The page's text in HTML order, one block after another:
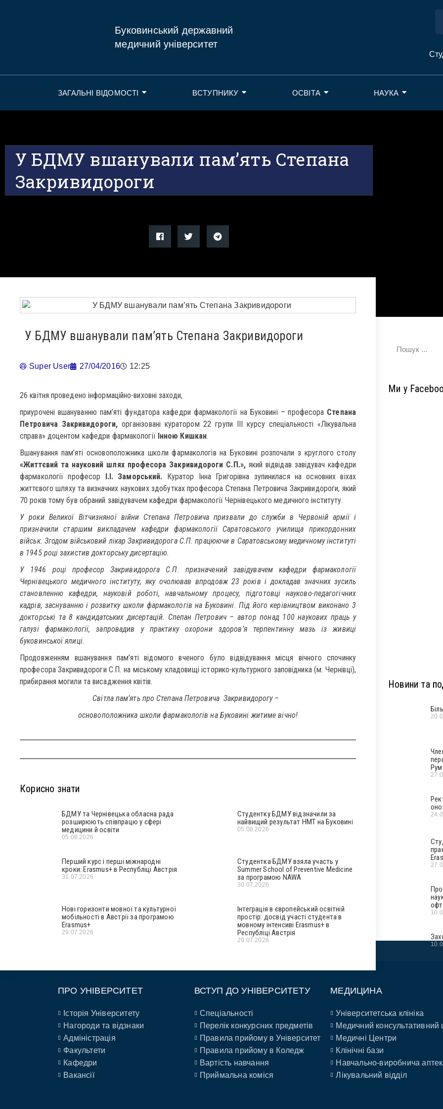
Буковинський державний
медичний університет
ЗАГАЛЬНІ ВІДОМОСТІ ВСТУПНИКУ ОСВІТА НАУКА
У БДМУ вшанували пам’ять Степана
Закривидороги
У БДМУ вшанували пам’ять Степана Закривидороги
Super User 27/04/2016 12:25
26 квітня проведено інформаційно-виховні заходи,
приурочені вшануванню пам’яті фундатора кафедри фармакології на Буковині – професора Степана
Петровича Закривидороги, організовані куратором 22 групи ІІІ курсу спеціальності «Лікувальна
справа» доцентом кафедри фармакологіїІнною Кишкан.
Вшанування пам’яті основоположника школи фармакологів на Буковині розпочали з круглого столу
«Життєвий та науковий шлях професора Закривидороги С.П.»,який відвідав завідувач кафедри
фармакології професор І.І. Заморський. Куратор Інна Григорівна зупинилася на основних віхах
життєвого шляху та визначних наукових здобутках професора Степана Петровича Закривидороги, який
70 років тому був обраний завідувачем кафедри фармакології Чернівецького медичного інституту.
У роки Великої Вітчизняної війни Степана Петровича призвали до служби в Червоній армії і
призначили старшим викладачем кафедри фармакології Саратовського училища прикордонних
військ. Згодом військовий лікар Закривидорога С.П. працюючи в Саратовському медичному інституті
в 1945 році захистив докторську дисертацію.
У 1946 році професор Закривидорога С.П. призначений завідувачем кафедри фармакології
Чернівецького медичного інституту, яку очолював впродовж 23 років і докладав значних зусиль
становленню кафедри, науковій роботі, навчальному процесу, підготовці науково-педагогічних
кадрів, заснуванню і розвитку школи фармакологів на Буковині. Під його керівництвом виконано 3
докторські та 8 кандидатських дисертацій. Спепан Петрович – автор понад 100 наукових праць у
галузі фармакології, запровадив у практику охорони здоров’я терпентинну мазь із живиці
буковинської ялиці.
Продовженням вшанування пам’яті відомого вченого було відвідування місця вічного спочинку
професора Закривидороги С.П. на міському кладовищі історико-культурного заповідника (м. Чернівці),
прибирання могили та висадження квітів.
Світла пам’ять про Степана Петровича Закривидорогу –
основоположника школи фармакологів на Буковині житиме вічно!
Корисно знати
БДМУ та Чернівецька обласна рада
розширюють співпрацю у сфері
медицини й освіти
05.08.2026
Студентку БДМУ відзначили за
найвищий результат НМТ на Буковині
05.08.2026
Перший курс і перші міжнародні
кроки: Erasmus+ в Республіці Австрія
31.07.2026
Студентка БДМУ взяла участь у
Summer School of Preventive Medicine
за програмою NAWA
30.07.2026
Нові горизонти мовної та культурної
мобільності в Австрії за програмою
Erasmus+
29.07.2026
Інтеграція в європейський освітній
простір: досвід участі студента в
мовному інтенсиві Erasmus+ в
Республіці Австрія
29.07.2026
Ми у
Новини та
ПРО УНІВЕРСИТЕТ
Історія Університету
Нагороди та відзнаки
Адміністрація
Факультети
Кафедри
Вакансії
ВСТУП ДО УНІВЕРСИТЕТУ
Спеціальності
Перелік конкурсних предметів
Правила прийому в Університет
Правила прийому в Коледж
Вартість навчання
Приймальна коміся
МЕДИЦИНА
Університетська клініка
Медичний консультативний
Медичні Центри
Клінічні бази
Навчально-виробнича
Лікувальний відділ